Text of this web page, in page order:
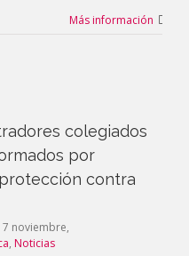
Más información
colegiados
por
contra
7 noviembre,
, Noticias